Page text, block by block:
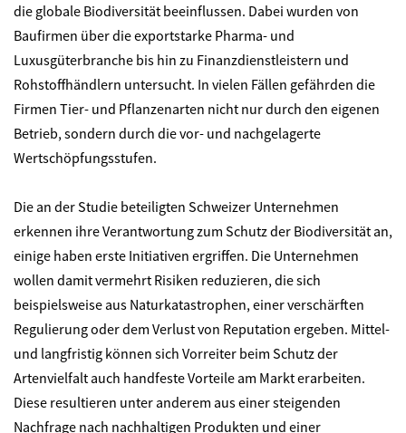
die globale Biodiversität beeinflussen. Dabei wurden von
Baufirmen über die exportstarke Pharma- und
Luxusgüterbranche bis hin zu Finanzdienstleistern und
Rohstoffhändlern untersucht. In vielen Fällen gefährden die
Firmen Tier- und Pflanzenarten nicht nur durch den eigenen
Betrieb, sondern durch die vor- und nachgelagerte
Wertschöpfungsstufen.
Die an der Studie beteiligten Schweizer Unternehmen
erkennen ihre Verantwortung zum Schutz der Biodiversität an,
einige haben erste Initiativen ergriffen. Die Unternehmen
wollen damit vermehrt Risiken reduzieren, die sich
beispielsweise aus Naturkatastrophen, einer verschärften
Regulierung oder dem Verlust von Reputation ergeben. Mittel-
und langfristig können sich Vorreiter beim Schutz der
Artenvielfalt auch handfeste Vorteile am Markt erarbeiten.
Diese resultieren unter anderem aus einer steigenden
Nachfrage nach nachhaltigen Produkten und einer